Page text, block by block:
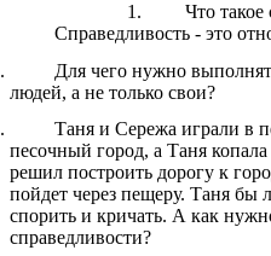
Что такое
Справедливость - это
Для чего нужно
людей, а не только свои?
Таня и Сережа играли в
песочный город, а Таня
решил построить дорогу к
пойдет через пещеру. Таня бы
спорить и кричать. А как
справедливости?